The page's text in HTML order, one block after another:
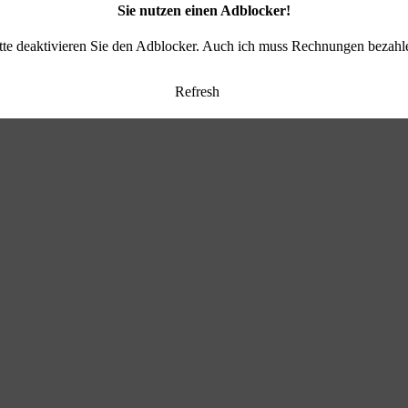
Sie nutzen einen Adblocker!
deaktivieren Sie den Adblocker. Auch ich muss Rechnungen
Refresh